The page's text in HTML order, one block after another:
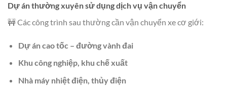
Dự án thường xuyên sử dụng dịch vụ vận chuyển
🚧 Các công trình sau thường cần vận chuyển xe cơ giới:
Dự án cao tốc – đường vành đai
Khu công nghiệp, khu chế xuất
Nhà máy nhiệt điện, thủy điện